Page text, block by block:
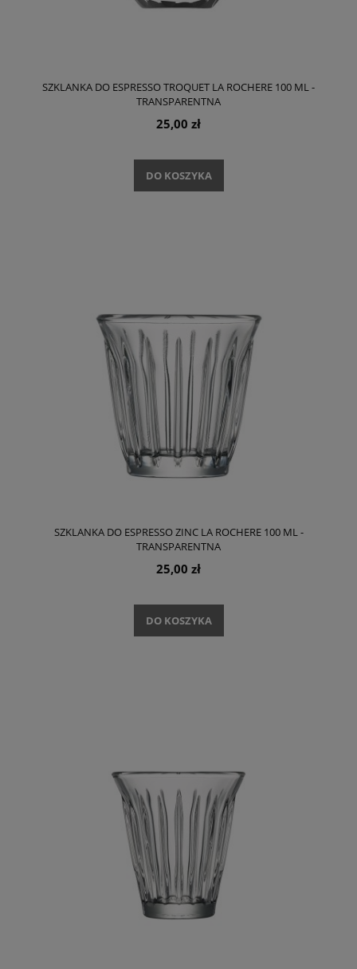
SZKLANKA DO ESPRESSO TROQUET LA ROCHERE 100 ML -
TRANSPARENTNA
25,00 zł
DO KOSZYKA
SZKLANKA DO ESPRESSO ZINC LA ROCHERE 100 ML -
TRANSPARENTNA
25,00 zł
DO KOSZYKA